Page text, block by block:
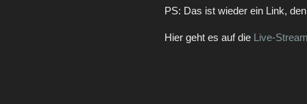
PS: Das ist wieder ein Link,
Hier geht es auf die Live-